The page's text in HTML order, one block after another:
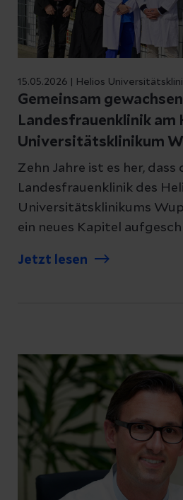
15.05.2026 | Helios
Gemeinsam
Landesfrauenklinik am
Universitätsklinikum
Zehn Jahre ist es her, dass
Landesfrauenklinik des
Universitätsklinikums
ein neues Kapitel
2016 rückte die Medizin
Jetzt lesen